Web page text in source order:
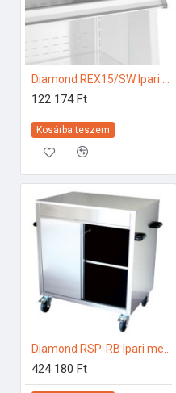
122 174 Ft
Kosárba teszem
424 180 Ft